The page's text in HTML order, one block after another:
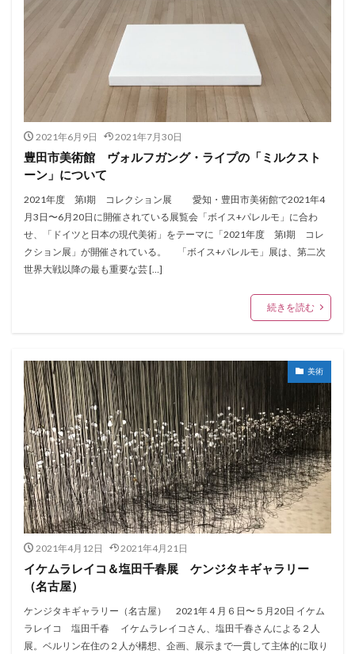
2021年6月9日 2021年7月30日
豊田市美術館 ヴォルフガング・ライプの「ミルクスト
ーン」について
2021年度 第I期 コレクション展 愛知・豊田市美術館で2021年4
月3日〜6月20日に開催されている展覧会「ボイス+パレルモ」に合わ
せ、「ドイツと日本の現代美術」をテーマに「2021年度 第I期 コレ
クション展」が開催されている。 「ボイス+パレルモ」展は、第二次
世界大戦以降の最も重要な芸 […]
続きを読む
美術
2021年4月12日 2021年4月21日
イケムラレイコ＆塩田千春展 ケンジタキギャラリー
（名古屋）
ケンジタキギャラリー（名古屋） 2021年４月６日〜５月20日 イケム
ラレイコ 塩田千春 イケムラレイコさん、塩田千春さんによる２人
展。ベルリン在住の２人が構想、企画、展示まで一貫して主体的に取り